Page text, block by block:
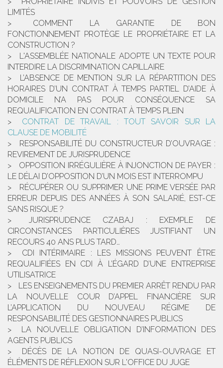
LIMITÉS
COMMENT LA GARANTIE DE BON
FONCTIONNEMENT PROTÈGE LE PROPRIÉTAIRE ET LA
CONSTRUCTION ?
L'ASSEMBLÉE NATIONALE ADOPTE UN TEXTE POUR
INTERDIRE LA DISCRIMINATION CAPILLAIRE
L’ABSENCE DE MENTION SUR LA RÉPARTITION DES
HORAIRES D’UN CONTRAT À TEMPS PARTIEL D’AIDE À
DOMICILE N’A PAS POUR CONSÉQUENCE SA
REQUALIFICATION EN CONTRAT À TEMPS PLEIN
CONTRAT DE TRAVAIL : TOUT SAVOIR SUR LA
CLAUSE DE MOBILITÉ
RESPONSABILITÉ DU CONSTRUCTEUR D’OUVRAGE :
REVIREMENT DE JURISPRUDENCE
OPPOSITION IRRÉGULIÈRE À INJONCTION DE PAYER :
LE DÉLAI D’OPPOSITION D’UN MOIS EST INTERROMPU
RÉCUPÉRER OU SUPPRIMER UNE PRIME VERSÉE PAR
ERREUR DEPUIS DES ANNÉES À SON SALARIÉ, EST-CE
SANS RISQUE ?
JURISPRUDENCE CZABAJ : EXEMPLE DE
CIRCONSTANCES PARTICULIÈRES JUSTIFIANT UN
RECOURS 40 ANS PLUS TARD…
CDI INTÉRIMAIRE : LES MISSIONS PEUVENT ÊTRE
REQUALIFIÉES EN CDI À L’ÉGARD D’UNE ENTREPRISE
UTILISATRICE
LES ENSEIGNEMENTS DU PREMIER ARRÊT RENDU PAR
LA NOUVELLE COUR D’APPEL FINANCIÈRE SUR
L’APPLICATION DU NOUVEAU RÉGIME DE
RESPONSABILITÉ DES GESTIONNAIRES PUBLICS
LA NOUVELLE OBLIGATION D’INFORMATION DES
AGENTS PUBLICS
DÉCÈS DE LA NOTION DE QUASI-OUVRAGE ET
ÉLÉMENTS DE RÉFLEXION SUR L'OFFICE DU JUGE